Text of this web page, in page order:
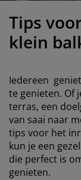
strijken
Tips
klein
Iedereen
te genieten. Of
terras, een
van saai naar
tips voor het
kun je een
die perfect is
genieten.